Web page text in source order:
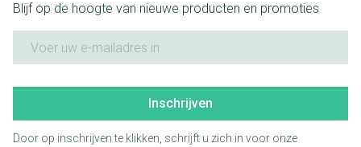
Blijf op de hoogte van nieuwe producten en promoties
Inschrijven
Door op inschrijven te klikken, schrijft u zich in voor onze